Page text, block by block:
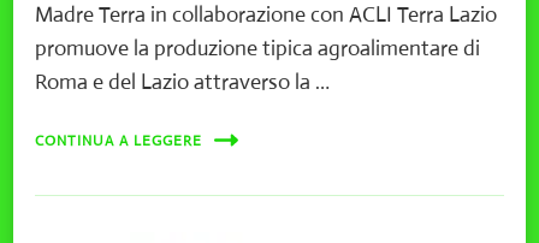
Madre Terra in collaborazione con ACLI Terra Lazio
promuove la produzione tipica agroalimentare di
Roma e del Lazio attraverso la …
CONTINUA A LEGGERE